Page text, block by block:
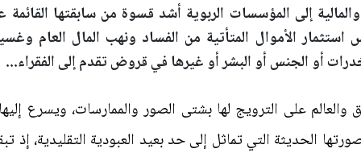
والمالية إلى المؤسسات الربوية أشد قسوة من سابقتها
الأموال المتأتية من الفساد ونهب المال العام
أو الجنس أو البشر أو غيرها في قروض تقدم إلى الفقراء...
على الترويج لها بشتى الصور والممارسات، ويسرع
الحديثة التي تماثل إلى حد بعيد العبودية التقليدية، إذ